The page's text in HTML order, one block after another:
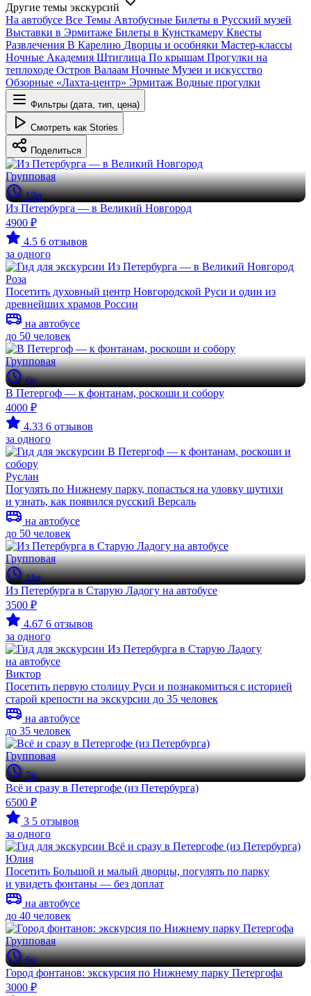
Другие темы экскурсий
На автобусе Все Темы Автобусные Билеты в Русский музей
Выставки в Эрмитаже Билеты в Кунсткамеру Квесты
Развлечения В Карелию Дворцы и особняки Мастер-классы
Ночные Академия Штиглица По крышам Прогулки на
теплоходе Остров Валаам Ночные Музеи и искусство
Обзорные «Лахта-центр» Эрмитаж Водные прогулки
Фильтры (дата, тип, цена)
Смотреть как Stories
Поделиться
Групповая
12ч
Из Петербурга — в Великий Новгород
4900 ₽
4.5 6 отзывов
за одного
Роза
Посетить духовный центр Новгородской Руси и один из
древнейших храмов России
на автобусе
до 50 человек
Групповая
6ч
В Петергоф — к фонтанам, роскоши и собору
4000 ₽
4.33 6 отзывов
за одного
Руслан
Погулять по Нижнему парку, попасться на уловку шутихи
и узнать, как появился русский Версаль
на автобусе
до 50 человек
Групповая
11ч
Из Петербурга в Старую Ладогу на автобусе
3500 ₽
4.67 6 отзывов
за одного
Виктор
Посетить первую столицу Руси и познакомиться с историей
старой крепости на экскурсии до 35 человек
на автобусе
до 35 человек
Групповая
7ч
Всё и сразу в Петергофе (из Петербурга)
6500 ₽
3 5 отзывов
за одного
Юлия
Посетить Большой и малый дворцы, погулять по парку
и увидеть фонтаны — без доплат
на автобусе
до 40 человек
Групповая
6ч
Город фонтанов: экскурсия по Нижнему парку Петергофа
3000 ₽